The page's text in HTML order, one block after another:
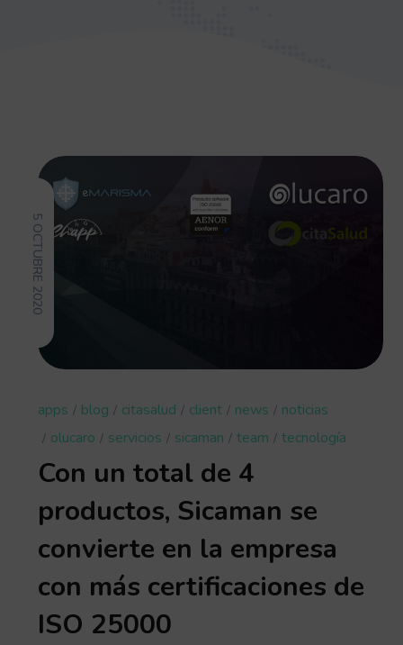
5 OCTUBRE 2020
apps blog citasalud client news
noticias
olucaro
servicios sicaman team tecnología
Con un total de 4
productos, Sicaman se
convierte en la empresa
con más certificaciones de
ISO 25000